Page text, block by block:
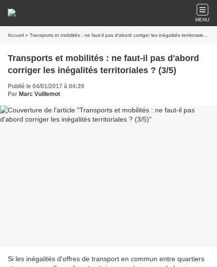
MENU
Accueil » Transports et mobilités : ne faut-il pas d'abord corriger les inégalités territoriales ? (3/5)
Transports et mobilités : ne faut-il pas d'abord
corriger les inégalités territoriales ? (3/5)
Publié le 04/01/2017 à 04:39
Par Marc Vuillemot
Si les inégalités d'offres de transport en commun entre quartiers